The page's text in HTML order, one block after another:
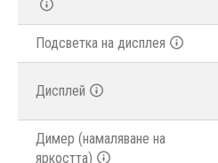
Подсветка на дисплея
Дисплей
Димер (намаляване на
яркостта)